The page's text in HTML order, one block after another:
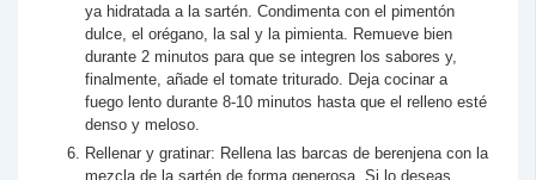
ya hidratada a la sartén. Condimenta con el pimentón
dulce, el orégano, la sal y la pimienta. Remueve bien
durante 2 minutos para que se integren los sabores y,
finalmente, añade el tomate triturado. Deja cocinar a
fuego lento durante 8-10 minutos hasta que el relleno esté
denso y meloso.
Rellenar y gratinar: Rellena las barcas de berenjena con la
mezcla de la sartén de forma generosa. Si lo deseas,